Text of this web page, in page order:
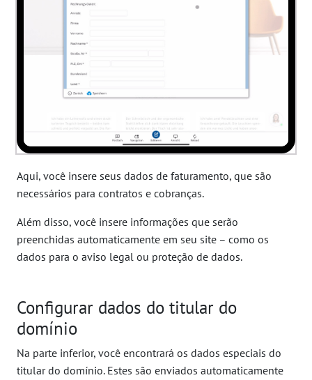
Aqui, você insere seus dados de faturamento, que são
necessários para contratos e cobranças.
Além disso, você insere informações que serão
preenchidas automaticamente em seu site – como os
dados para o aviso legal ou proteção de dados.
Configurar dados do titular do
domínio
Na parte inferior, você encontrará os dados especiais do
titular do domínio. Estes são enviados automaticamente